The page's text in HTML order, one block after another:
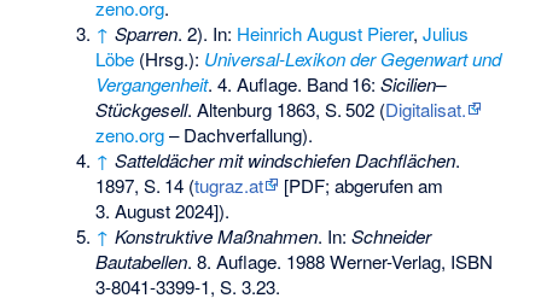
zeno.org.
↑ Sparren. 2). In: Heinrich August Pierer,Julius
Löbe (Hrsg.): Universal-Lexikon der Gegenwart und
Vergangenheit. 4. Auflage. Band16:Sicilien–
Stückgesell. Altenburg 1863,S.502 (Digitalisat.
zeno.org– Dachverfallung).
↑ Satteldächer mit windschiefen Dachflächen.
1897,S. 14 (tugraz.at
[PDF; abgerufen am
3. August 2024]).
↑ Konstruktive Maßnahmen. In:Schneider
Bautabellen. 8. Auflage. 1988 Werner-Verlag, ISBN
3-8041-3399-1, S. 3.23.